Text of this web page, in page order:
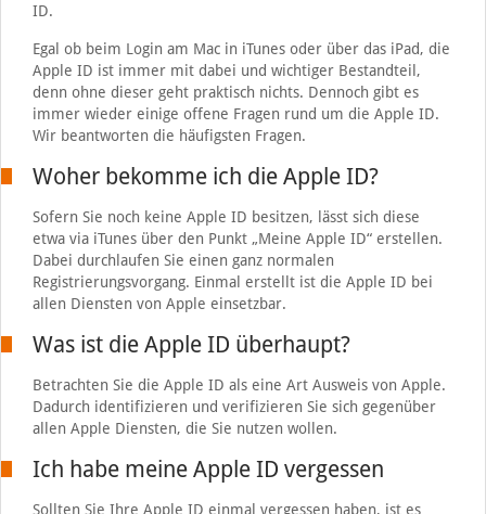
ID.
Egal ob beim Login am Mac in iTunes oder über das iPad, die
Apple ID ist immer mit dabei und wichtiger Bestandteil,
denn ohne dieser geht praktisch nichts. Dennoch gibt es
immer wieder einige offene Fragen rund um die Apple ID.
Wir beantworten die häufigsten Fragen.
Woher bekomme ich die Apple ID?
Sofern Sie noch keine Apple ID besitzen, lässt sich diese
etwa via iTunes über den Punkt „Meine Apple ID“ erstellen.
Dabei durchlaufen Sie einen ganz normalen
Registrierungsvorgang. Einmal erstellt ist die Apple ID bei
allen Diensten von Apple einsetzbar.
Was ist die Apple ID überhaupt?
Betrachten Sie die Apple ID als eine Art Ausweis von Apple.
Dadurch identifizieren und verifizieren Sie sich gegenüber
allen Apple Diensten, die Sie nutzen wollen.
Ich habe meine Apple ID vergessen
Sollten Sie Ihre Apple ID einmal vergessen haben, ist es